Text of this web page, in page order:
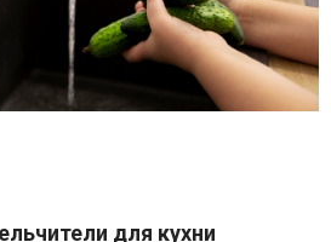
для кухни